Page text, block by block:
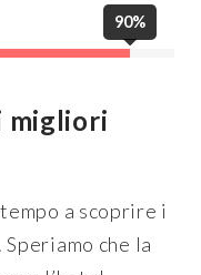
90%
migliori
a scoprire i
che la